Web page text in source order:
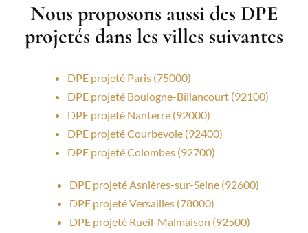
Nous proposons aussi des DPE
projetés dans les villes suivantes
DPE projeté Paris (75000)
DPE projeté Boulogne-Billancourt (92100)
DPE projeté Nanterre (92000)
DPE projeté Courbevoie (92400)
DPE projeté Colombes (92700)
DPE projeté Asnières-sur-Seine (92600)
DPE projeté Versailles (78000)
DPE projeté Rueil-Malmaison (92500)